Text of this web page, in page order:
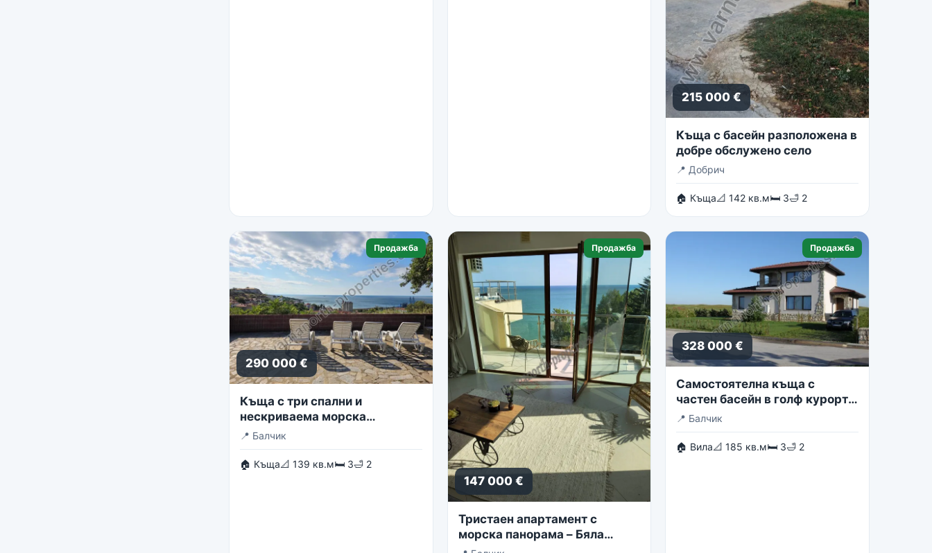
215 000 €
Къща с басейн разположена в
добре обслужено село
📍 Добрич
🏠 Къща📐 142 кв.м🛏 3🛁 2
Продажба
290 000 €
Къща с три спални и
нескриваема морска
панорама
📍 Балчик
🏠 Къща📐 139 кв.м🛏 3🛁 2
Продажба
147 000 €
Тристаен апартамент с
морска панорама – Бяла
Лагуна, комплекс Golf Coast
Продажба
328 000 €
Самостоятелна къща с
частен басейн в голф курорта
Блексирама
📍 Балчик
🏠 Вила📐 185 кв.м🛏 3🛁 2